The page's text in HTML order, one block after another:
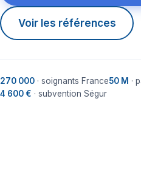
Voir les références
270 000 · soignants France50 M ·
4 600 € · subvention Ségur